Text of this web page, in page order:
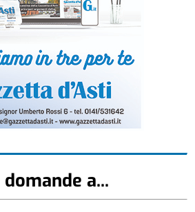
a...